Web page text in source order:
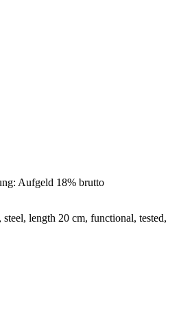
Aufgeld 18% brutto
length 20 cm, functional, tested,